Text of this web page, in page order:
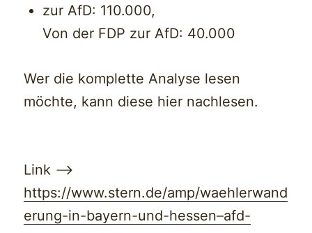
zur AfD: 110.000,
Von der FDP zur AfD: 40.000
Wer die komplette Analyse lesen
möchte, kann diese hier nachlesen.
Link —>
https://www.stern.de/amp/waehlerwand
erung-in-bayern-und-hessen–afd-